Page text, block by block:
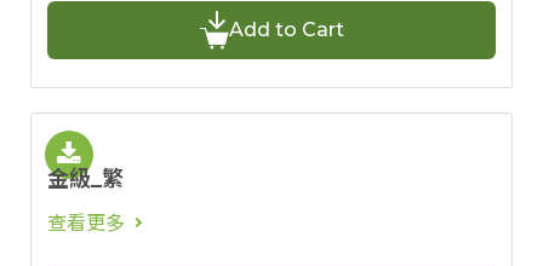
Add to Cart
金級_繁
查看更多